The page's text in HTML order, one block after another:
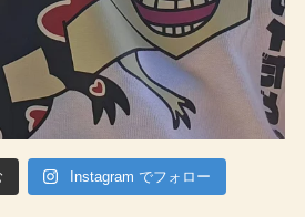
Instagram でフォロー